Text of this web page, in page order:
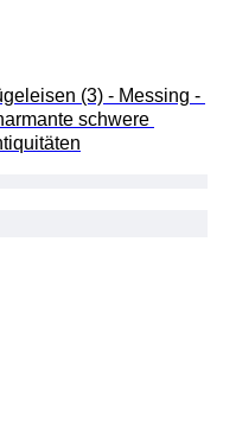
(3) - Messing -
schwere